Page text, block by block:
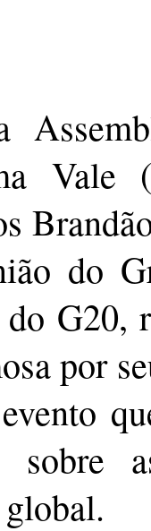
do
G20,
por
sobre